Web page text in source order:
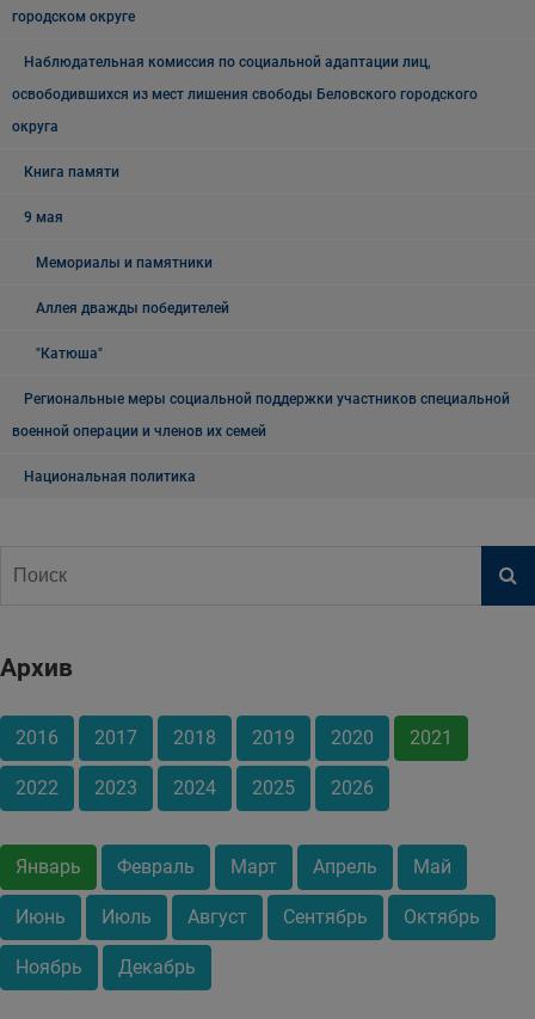
городском округе
Наблюдательная комиссия по социальной адаптации лиц,
освободившихся из мест лишения свободы Беловского городского
округа
Книга памяти
9 мая
Мемориалы и памятники
Аллея дважды победителей
"Катюша"
Региональные меры социальной поддержки участников специальной
военной операции и членов их семей
Национальная политика
Архив
2016 2017 2018 2019 2020 2021
2022 2023 2024 2025 2026
Январь Февраль Март Апрель Май
Июнь Июль Август Сентябрь Октябрь
Ноябрь Декабрь